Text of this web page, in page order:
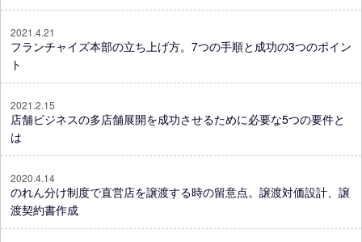
2021.4.21
フランチャイズ本部の立ち上げ方。7つの手順と成功の3つのポイン
ト
2021.2.15
店舗ビジネスの多店舗展開を成功させるために必要な5つの要件と
は
2020.4.14
のれん分け制度で直営店を譲渡する時の留意点。譲渡対価設計、譲
渡契約書作成